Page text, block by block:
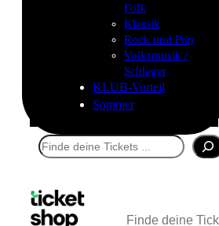
Folk
Klassik
Rock und Pop
Volksmusik /
Schlager
KLUB-Vorteil
Sommer
Suchen
Suchen